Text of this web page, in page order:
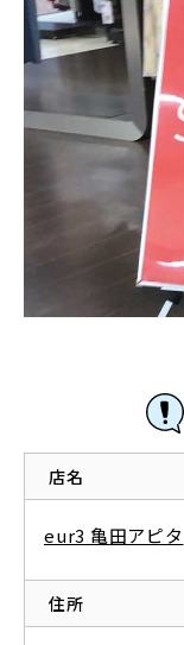
店名
eur3 亀田アピタ
住所